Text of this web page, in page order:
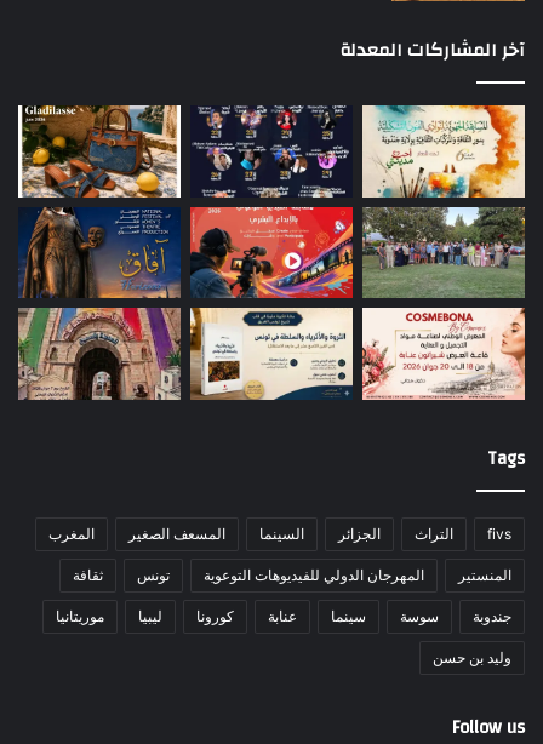
آخر المشاركات المعدلة
Tags
fivs التراث الجزائر السينما المسعف الصغير المغرب
المنستير المهرجان الدولي للفيديوهات التوعوية تونس ثقافة
جندوبة سوسة سينما عنابة كورونا ليبيا موريتانيا
وليد بن حسن
Follow us